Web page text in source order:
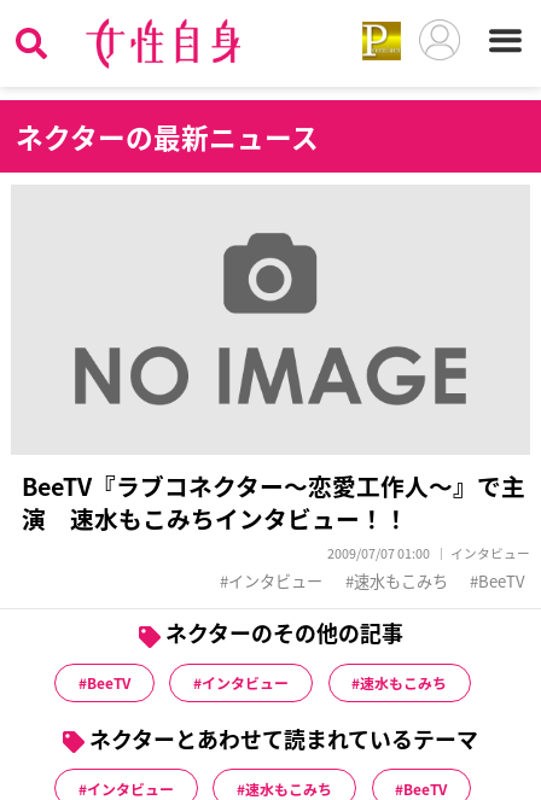
ネクターの最新ニュース
BeeTV『ラブコネクター～恋愛工作人～』で主
演 速水もこみちインタビュー！！
2009/07/07 01:00 インタビュー
インタビュー 速水もこみち BeeTV
ネクターのその他の記事
BeeTV インタビュー 速水もこみち
ネクターとあわせて読まれているテーマ
インタビュー 速水もこみち BeeTV